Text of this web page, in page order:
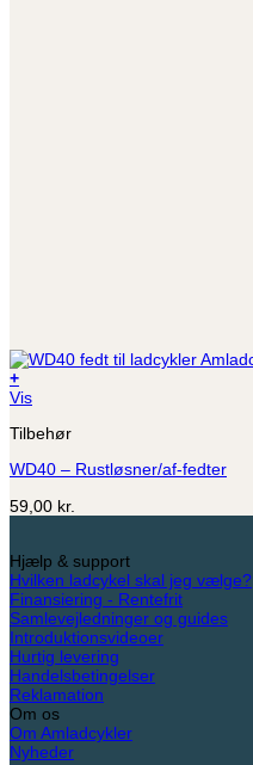
+
Vis
Tilbehør
WD40 – Rustløsner/af-fedter
59,00 kr.
Hjælp & support
Hvilken ladcykel skal jeg vælge?
Finansiering - Rentefrit
Samlevejledninger og guides
Introduktionsvideoer
Hurtig levering
Handelsbetingelser
Reklamation
Om os
Om Amladcykler
Nyheder